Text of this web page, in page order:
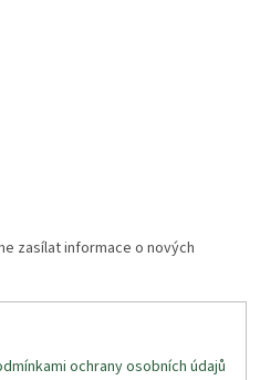
zasílat informace o nových
ochrany osobních údajů